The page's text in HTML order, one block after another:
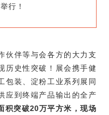
行！
伙伴等与会各方的大力支
历史性突破！展会携手健
包装、淀粉工业系列展同
应到终端产品输出的全产
积突破20万平方米，现场